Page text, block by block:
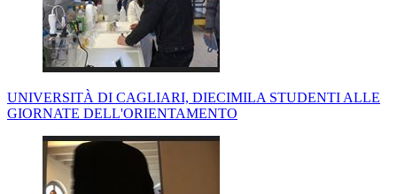
UNIVERSITÀ DI CAGLIARI, DIECIMILA STUDENTI ALLE
GIORNATE DELL'ORIENTAMENTO